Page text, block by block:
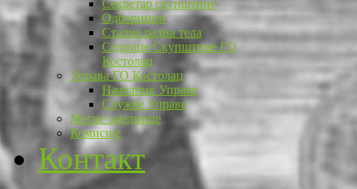
Секретар скупштине
Одборници
Стална радна тела
Седнице Скупштине ГО
Костолац
Управа ГО Костолац
Начелник Управе
Службе Управе
Месне заједнице
Комисије
Контакт